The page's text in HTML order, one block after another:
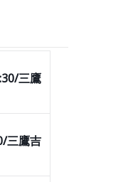
三鷹
三鷹吉